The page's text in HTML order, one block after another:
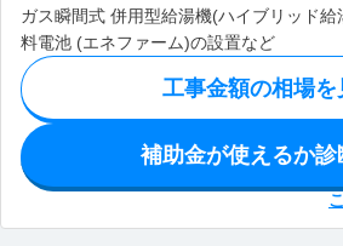
ガス瞬間式 併用型給湯機(ハイブリッド
料電池 (エネファーム)の設置など
工事金額の相場を
補助金が使えるか診